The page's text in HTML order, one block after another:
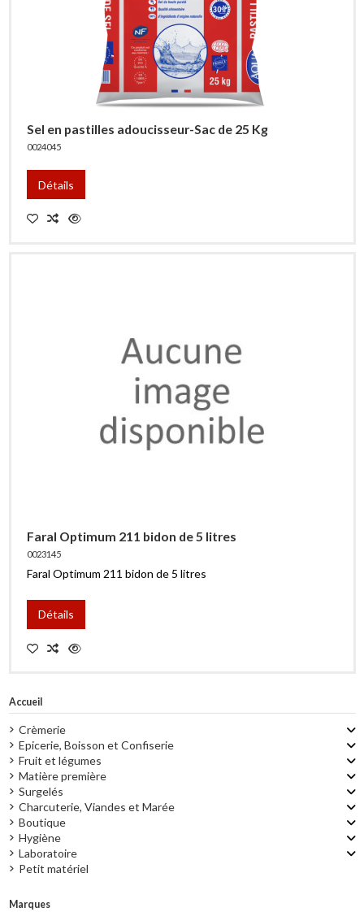
Sel en pastilles adoucisseur-Sac de 25 Kg
0024045
Détails
Faral Optimum 211 bidon de 5 litres
0023145
Faral Optimum 211 bidon de 5 litres
Détails
Accueil
Crèmerie
Epicerie, Boisson et Confiserie
Fruit et légumes
Matière première
Surgelés
Charcuterie, Viandes et Marée
Boutique
Hygiène
Laboratoire
Petit matériel
Marques